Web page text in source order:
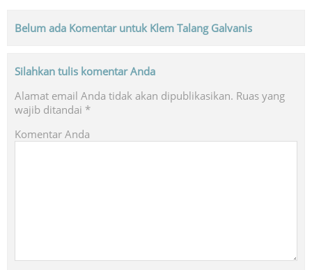
Belum ada Komentar untuk Klem Talang Galvanis
Silahkan tulis komentar Anda
Alamat email Anda tidak akan dipublikasikan. Ruas yang
wajib ditandai *
Komentar Anda